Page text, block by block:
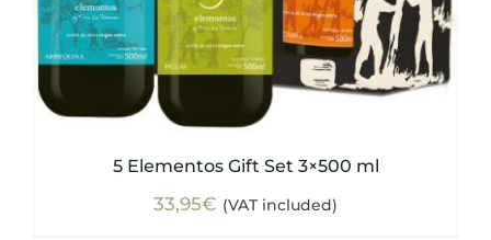
5 Elementos Gift Set 3×500 ml
33,95€ (VAT included)